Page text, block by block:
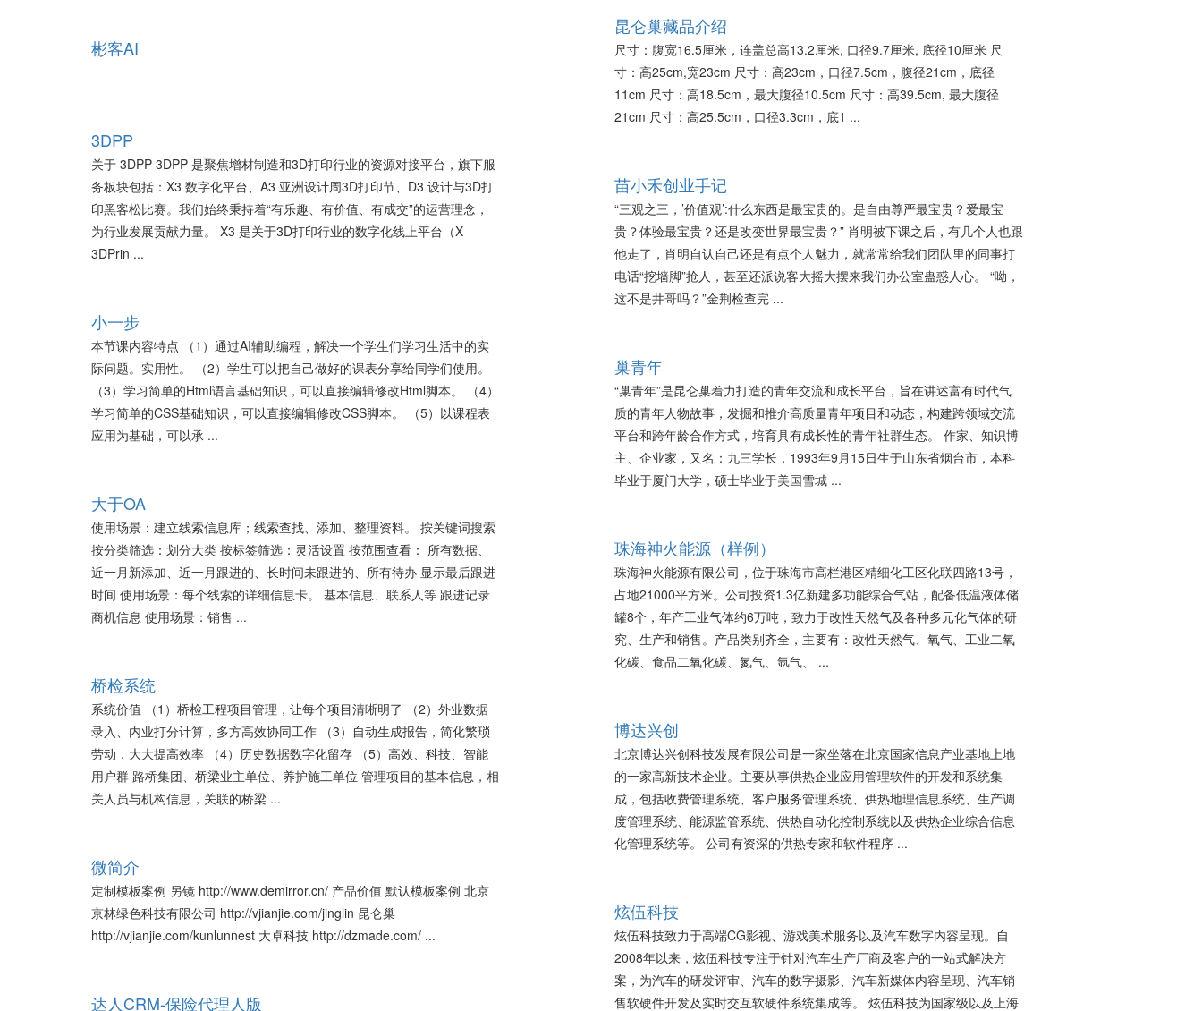
彬客AI
3DPP
关于 3DPP 3DPP 是聚焦增材制造和3D打印行业的资源对接平台，旗下服
务板块包括：X3 数字化平台、A3 亚洲设计周3D打印节、D3 设计与3D打
印黑客松比赛。我们始终秉持着“有乐趣、有价值、有成交”的运营理念，
为行业发展贡献力量。 X3 是关于3D打印行业的数字化线上平台（X
3DPrin ...
小一步
本节课内容特点 （1）通过AI辅助编程，解决一个学生们学习生活中的实
际问题。实用性。 （2）学生可以把自己做好的课表分享给同学们使用。
（3）学习简单的Html语言基础知识，可以直接编辑修改Html脚本。 （4）
学习简单的CSS基础知识，可以直接编辑修改CSS脚本。 （5）以课程表
应用为基础，可以承 ...
大于OA
使用场景：建立线索信息库；线索查找、添加、整理资料。 按关键词搜索
按分类筛选：划分大类 按标签筛选：灵活设置 按范围查看： 所有数据、
近一月新添加、近一月跟进的、长时间未跟进的、所有待办 显示最后跟进
时间 使用场景：每个线索的详细信息卡。 基本信息、联系人等 跟进记录
商机信息 使用场景：销售 ...
桥检系统
系统价值 （1）桥检工程项目管理，让每个项目清晰明了 （2）外业数据
录入、内业打分计算，多方高效协同工作 （3）自动生成报告，简化繁琐
劳动，大大提高效率 （4）历史数据数字化留存 （5）高效、科技、智能
用户群 路桥集团、桥梁业主单位、养护施工单位 管理项目的基本信息，相
关人员与机构信息，关联的桥梁 ...
微简介
定制模板案例 另镜 http://www.demirror.cn/ 产品价值 默认模板案例 北京
京林绿色科技有限公司 http://vjianjie.com/jinglin 昆仑巢
http://vjianjie.com/kunlunnest 大卓科技 http://dzmade.com/ ...
达人CRM-保险代理人版
昆仑巢藏品介绍
尺寸：腹宽16.5厘米，连盖总高13.2厘米, 口径9.7厘米, 底径10厘米 尺
寸：高25cm,宽23cm 尺寸：高23cm，口径7.5cm，腹径21cm，底径
11cm 尺寸：高18.5cm，最大腹径10.5cm 尺寸：高39.5cm, 最大腹径
21cm 尺寸：高25.5cm，口径3.3cm，底1 ...
苗小禾创业手记
“三观之三，’价值观’:什么东西是最宝贵的。是自由尊严最宝贵？爱最宝
贵？体验最宝贵？还是改变世界最宝贵？” 肖明被下课之后，有几个人也跟
他走了，肖明自认自己还是有点个人魅力，就常常给我们团队里的同事打
电话“挖墙脚”抢人，甚至还派说客大摇大摆来我们办公室蛊惑人心。 “呦，
这不是井哥吗？”金荆检查完 ...
巢青年
“巢青年”是昆仑巢着力打造的青年交流和成长平台，旨在讲述富有时代气
质的青年人物故事，发掘和推介高质量青年项目和动态，构建跨领域交流
平台和跨年龄合作方式，培育具有成长性的青年社群生态。 作家、知识博
主、企业家，又名：九三学长，1993年9月15日生于山东省烟台市，本科
毕业于厦门大学，硕士毕业于美国雪城 ...
珠海神火能源（样例）
珠海神火能源有限公司，位于珠海市高栏港区精细化工区化联四路13号，
占地21000平方米。公司投资1.3亿新建多功能综合气站，配备低温液体储
罐8个，年产工业气体约6万吨，致力于改性天然气及各种多元化气体的研
究、生产和销售。产品类别齐全，主要有：改性天然气、氧气、工业二氧
化碳、食品二氧化碳、氮气、氩气、 ...
博达兴创
北京博达兴创科技发展有限公司是一家坐落在北京国家信息产业基地上地
的一家高新技术企业。主要从事供热企业应用管理软件的开发和系统集
成，包括收费管理系统、客户服务管理系统、供热地理信息系统、生产调
度管理系统、能源监管系统、供热自动化控制系统以及供热企业综合信息
化管理系统等。 公司有资深的供热专家和软件程序 ...
炫伍科技
炫伍科技致力于高端CG影视、游戏美术服务以及汽车数字内容呈现。自
2008年以来，炫伍科技专注于针对汽车生产厂商及客户的一站式解决方
案，为汽车的研发评审、汽车的数字摄影、汽车新媒体内容呈现、汽车销
售软硬件开发及实时交互软硬件系统集成等。 炫伍科技为国家级以及上海